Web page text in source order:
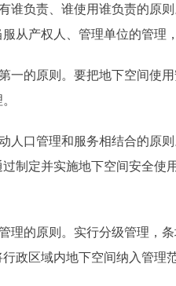
京
负责、谁使用谁负责的原则
从产权人、管理单位的管理
的原则。要把地下空间使用
口管理和服务相结合的原则
制定并实施地下空间安全使
的原则。实行分级管理，条
政区域内地下空间纳入管理